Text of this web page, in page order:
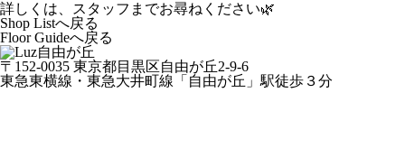
詳しくは、スタッフまでお尋ねください🌿
Shop Listへ戻る
Floor Guideへ戻る
〒152-0035 東京都目黒区自由が丘2-9-6
東急東横線・東急大井町線「自由が丘」駅徒歩３分